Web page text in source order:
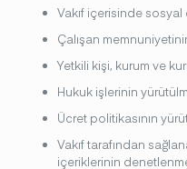
Vakıf içerisinde
Çalışan memnuniyetinin
Yetkili kişi, kurum ve
Hukuk işlerinin
Ücret politikasının
Vakıf tarafından
içeriklerinin